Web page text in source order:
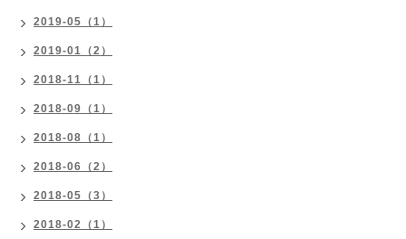
2019-05（1）
2019-01（2）
2018-11（1）
2018-09（1）
2018-08（1）
2018-06（2）
2018-05（3）
2018-02（1）